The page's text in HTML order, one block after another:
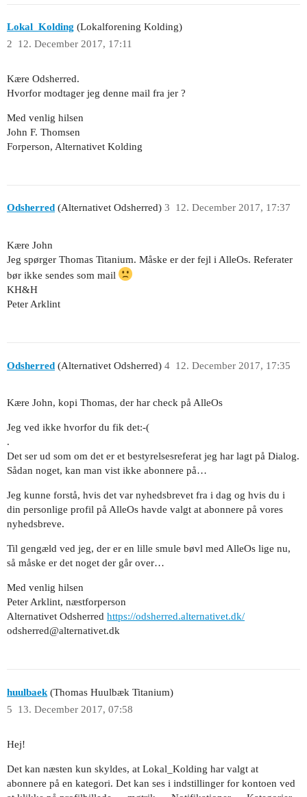
Lokal_Kolding (Lokalforening Kolding)
12. December 2017, 17:11
2
Kære Odsherred.
Hvorfor modtager jeg denne mail fra jer ?
Med venlig hilsen
John F. Thomsen
Forperson, Alternativet Kolding
Odsherred (Alternativet Odsherred) 12. December 2017, 17:37
3
Kære John
Jeg spørger Thomas Titanium. Måske er der fejl i AlleOs. Referater
bør ikke sendes som mail
KH&H
Peter Arklint
Odsherred (Alternativet Odsherred) 12. December 2017, 17:35
4
Kære John, kopi Thomas, der har check på AlleOs
Jeg ved ikke hvorfor du fik det:-(
.
Det ser ud som om det er et bestyrelsesreferat jeg har lagt på Dialog.
Sådan noget, kan man vist ikke abonnere på…
Jeg kunne forstå, hvis det var nyhedsbrevet fra i dag og hvis du i
din personlige profil på AlleOs havde valgt at abonnere på vores
nyhedsbreve.
Til gengæld ved jeg, der er en lille smule bøvl med AlleOs lige nu,
så måske er det noget der går over…
Med venlig hilsen
Peter Arklint, næstforperson
Alternativet Odsherred https://odsherred.alternativet.dk/
odsherred@alternativet.dk
huulbaek (Thomas Huulbæk Titanium)
13. December 2017, 07:58
5
Hej!
Det kan næsten kun skyldes, at Lokal_Kolding har valgt at
abonnere på en kategori. Det kan ses i indstillinger for kontoen ved